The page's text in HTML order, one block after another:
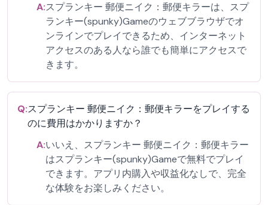
A:スプランキー 郵便ニイク：郵便キラーは、スプ
ランキー(spunky)Gameのウェブブラウザでオ
ンラインでプレイできるため、インターネット
アクセスのある人なら誰でも簡単にアクセスで
きます。
Q:スプランキー 郵便ニイク：郵便キラーをプレイする
のに費用はかかりますか？
A:いいえ、スプランキー 郵便ニイク：郵便キラー
はスプランキー(spunky)Gameで無料でプレイ
できます。アプリ内購入や収益化なしで、完全
な体験をお楽しみください。